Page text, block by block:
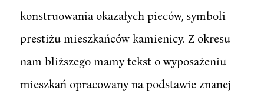
konstruowania okazałych pieców, symboli
prestiżu mieszkańców kamienicy. Z okresu
nam bliższego mamy tekst o wyposażeniu
mieszkań opracowany na podstawie znanej